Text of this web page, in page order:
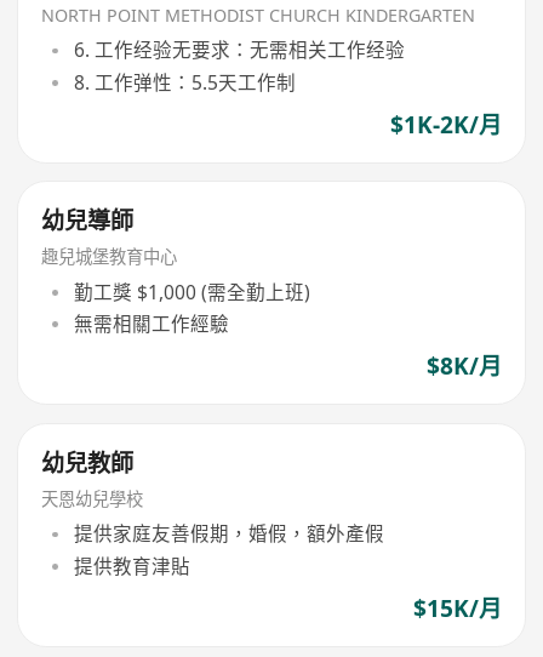
NORTH POINT METHODIST CHURCH KINDERGARTEN
6. 工作经验无要求：无需相关工作经验
8. 工作弹性：5.5天工作制
$1K-2K/月
幼兒導師
趣兒城堡教育中心
勤工獎 $1,000 (需全勤上班)
無需相關工作經驗
$8K/月
幼兒教師
天恩幼兒學校
提供家庭友善假期，婚假，額外產假
提供教育津貼
$15K/月